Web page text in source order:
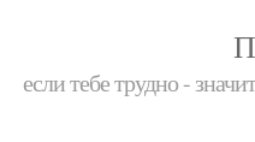
если тебе трудно -